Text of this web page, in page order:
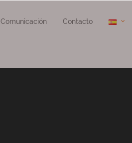
Comunicación Contacto